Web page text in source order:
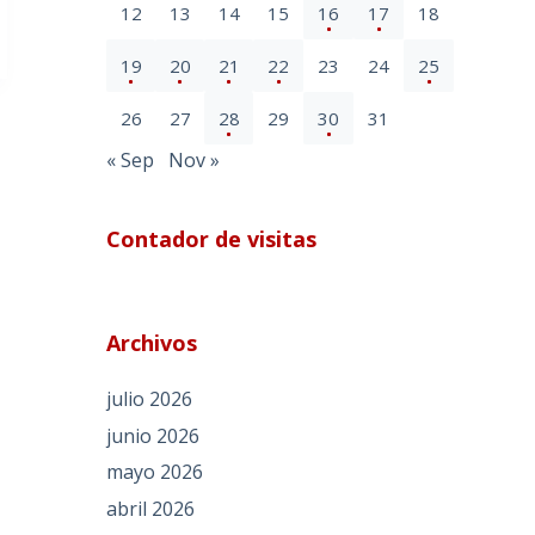
12 13 14 15 16 17 18
19 20 21 22 23 24 25
26 27 28 29 30 31
« Sep Nov »
Contador de visitas
Archivos
julio 2026
junio 2026
mayo 2026
abril 2026